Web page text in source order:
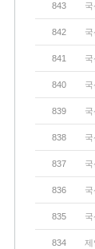
843 국
842 국
841 국
840 국
839 국
838 국
837 국
836 국
835 국
834 제